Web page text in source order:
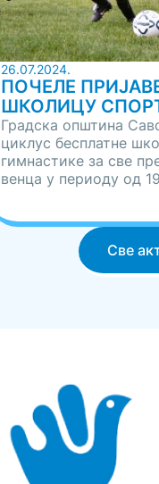
26.07.2024.
ПОЧЕЛЕ
ШКОЛИЦУ
ГИМНАСТИКУ
САВСКОГ ВЕНЦА
Градска општина
циклус бесплатне
гимнастике за све
венца у периоду од
Пријаве почињу
2023. године.
Све